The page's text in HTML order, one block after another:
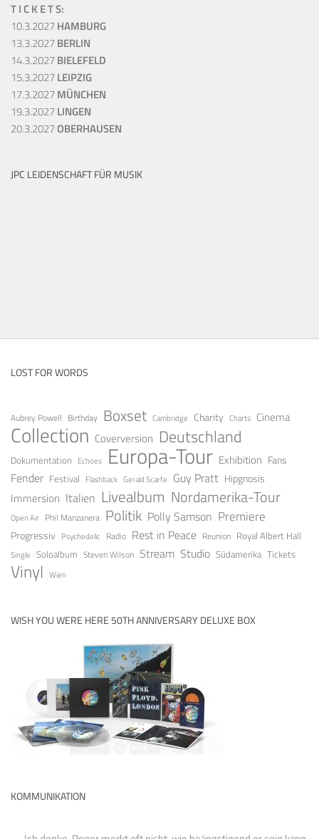
T I C K E T S:
10.3.2027HAMBURG
13.3.2027BERLIN
14.3.2027BIELEFELD
15.3.2027LEIPZIG
17.3.2027MÜNCHEN
19.3.2027LINGEN
20.3.2027OBERHAUSEN
JPC LEIDENSCHAFT FÜR MUSIK
LOST FOR WORDS
Aubrey Powell Birthday Boxset Cambridge Charity Charts Cinema
Collection Coverversion Deutschland
Dokumentation Echoes Europa-Tour Exhibition Fans
Fender Festival Flashback Gerald Scarfe Guy Pratt Hipgnosis
Immersion Italien Livealbum Nordamerika-Tour
Open Air Phil Manzanera Politik Polly Samson Premiere
Progressiv Psychedelic Radio Rest in Peace Reunion Royal Albert Hall
Single Soloalbum Steven Wilson Stream Studio Südamerika Tickets
Vinyl Wien
WISH YOU WERE HERE 50TH ANNIVERSARY DELUXE BOX
KOMMUNIKATION